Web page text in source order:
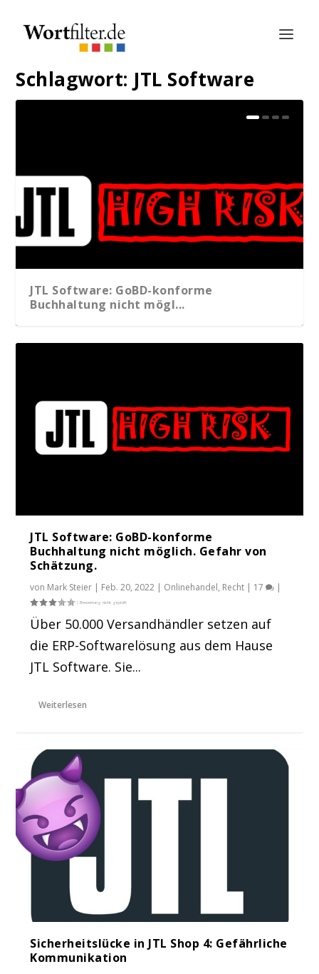
Schlagwort: JTL Software
JTL Software: GoBD-konforme
Buchhaltung nicht mögl...
Sicherheitslücke in JTL Shop 4: Gefährliche
Kommun...
Arne Theisen Partnermanager bei JTL hat
das Untern...
News von JTL: JTL-Shop stärkt Sicherheit
und Komfo...
JTL Software: GoBD-konforme
Buchhaltung nicht möglich. Gefahr von
Schätzung.
von Mark Steier | Feb. 20, 2022 | Onlinehandel, Recht | 17 |
Über 50.000 Versandhändler setzen auf
die ERP-Softwarelösung aus dem Hause
JTL Software. Sie...
Weiterlesen
Sicherheitslücke in JTL Shop 4: Gefährliche
Kommunikation